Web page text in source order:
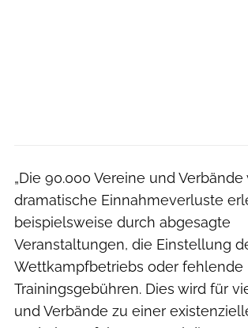
„Die 90.000 Vereine und
dramatische Einnahmeverluste
beispielsweise durch abgesagte
Veranstaltungen, die Einstellung
Wettkampfbetriebs oder fehlende
Trainingsgebühren. Dies wird für
und Verbände zu einer